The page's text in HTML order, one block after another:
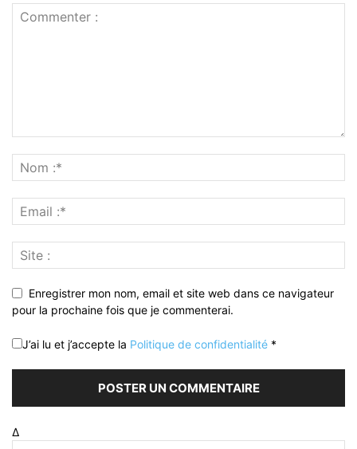
Enregistrer mon nom, email et site web dans ce navigateur
pour la prochaine fois que je commenterai.
J’ai lu et j’accepte la Politique de confidentialité *
Δ